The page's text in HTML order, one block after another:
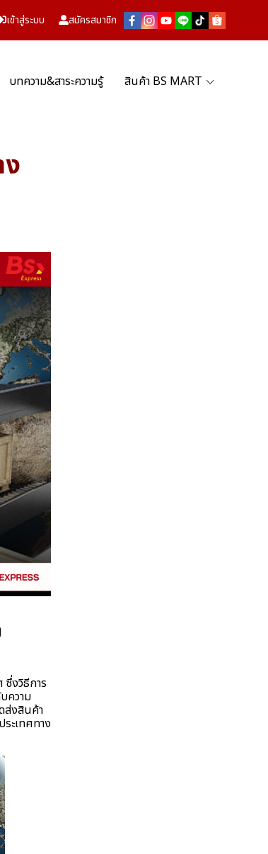
เข้าสู่ระบบ สมัครสมาชิก
บทความ&สาระความรู้ สินค้า BS MART
ซึ่งวิธีการ
ความ
ส่งสินค้า
ะเทศทาง